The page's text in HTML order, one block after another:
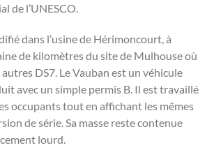
de l’UNESCO.
dans l’usine de Hérimoncourt, à
de kilomètres du site de Mulhouse où
DS7. Le Vauban est un véhicule
avec un simple permis B. Il est travaillé
occupants tout en affichant les mêmes
de série. Sa masse reste contenue
lourd.